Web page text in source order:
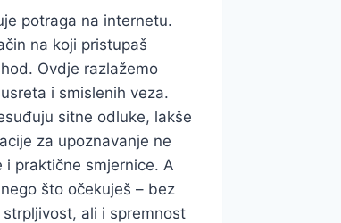
potraga na internetu.
na koji pristupaš
Ovdje razlažemo
i smislenih veza.
sitne odluke, lakše
za upoznavanje ne
praktične smjernice. A
što očekuješ – bez
ali i spremnost